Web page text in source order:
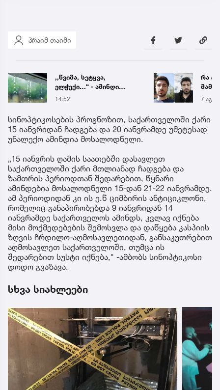
პრაიმ თაიმი
,,წვიმა, სეტყვა,
ელჭექი…“ - ამინდი
უარესდება
14:52
რა
საქმე
7 აგვ
სინოპტიკოსების პროგნოზით, საქართველოში ქარი
15 იანვრიდან ჩადგება და 20 იანვრამდე უმეტესად
უნალექო ამინდია მოსალოდნელი.
„15 იანვრის ღამის საათებში დასავლეთ
საქართველოში ქარი მთლიანად ჩადგება და
ზამთრის პერიოდთან შედარებით, წყნარი
ამინდებია მოსალოდნელი 15-დან 21-22 იანვრამდე.
ამ პერიოდიდან კი ის ე.წ ციმბირის ანტიციკლონი,
რომელიც განაპირობებდა 9 იანვრიდან 14
იანვრამდე საქართველოს ამინდს, კვლავ იქნება
მისი მოქმედებების შემოსვლა და დაწყება კასპიის
ზღვის ჩრდილო-აღმოსავლეთიდან, განსაკუთრებით
აღმოსავლეთ საქართველოში, თუმცა ის
შედარებით სუსტი იქნება," -ამბობს სინოპტიკოსი
დოდო გვაზავა.
სხვა სიახლეები